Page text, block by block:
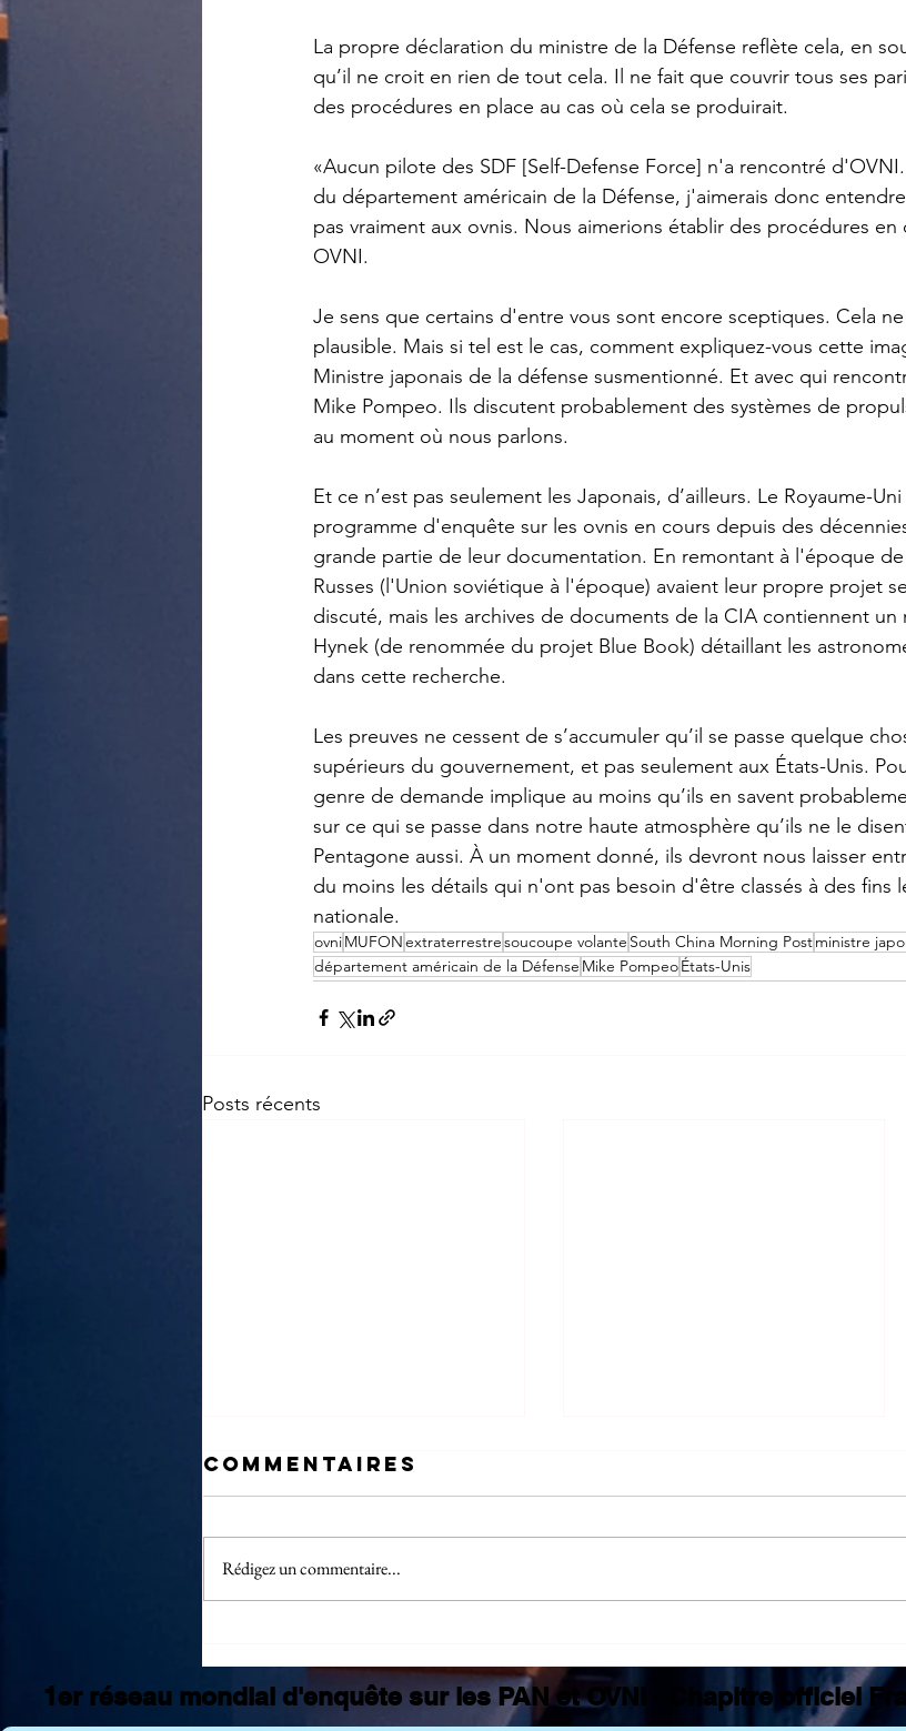
La propre déclaration du ministre de la Défense reflète cela, en
qu’il ne croit en rien de tout cela. Il ne fait que couvrir tous ses
des procédures en place au cas où cela se produirait.
«Aucun pilote des SDF [Self-Defense Force] n'a rencontré
du département américain de la Défense, j'aimerais donc
pas vraiment aux ovnis. Nous aimerions établir des procédures en
OVNI.
Je sens que certains d'entre vous sont encore sceptiques. Cela
plausible. Mais si tel est le cas, comment expliquez-vous cette
Ministre japonais de la défense susmentionné. Et avec qui
Mike Pompeo. Ils discutent probablement des systèmes de
au moment où nous parlons.
Et ce n’est pas seulement les Japonais, d’ailleurs. Le Royaume-
programme d'enquête sur les ovnis en cours depuis des
grande partie de leur documentation. En remontant à l'époque
Russes (l'Union soviétique à l'époque) avaient leur propre projet
discuté, mais les archives de documents de la CIA contiennent
Hynek (de renommée du projet Blue Book) détaillant les
dans cette recherche.
Les preuves ne cessent de s’accumuler qu’il se passe quelque
supérieurs du gouvernement, et pas seulement aux États-Unis.
genre de demande implique au moins qu’ils en savent
sur ce qui se passe dans notre haute atmosphère qu’ils ne le
Pentagone aussi. À un moment donné, ils devront nous laisser
du moins les détails qui n'ont pas besoin d'être classés à des fins
nationale.
ovniMUFONextraterrestresoucoupe volante South China Morning Postministre
département américain de la Défense Mike PompeoÉtats-Unis
Posts récents
CMS Juillet
2026 : la
France sous
Colloque
français sur
les PAN à
Commentaires
Rédigez un commentaire...
1er réseau mondial d'enquête sur les PAN et OVNI - Chapitre officiel